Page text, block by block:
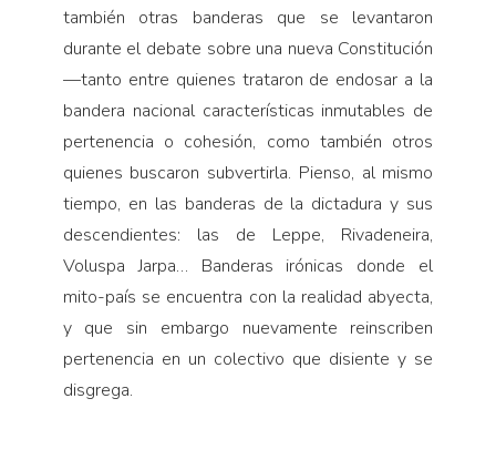
también otras banderas que se levantaron
durante el debate sobre una nueva Constitución
—tanto entre quienes trataron de endosar a la
bandera nacional características inmutables de
pertenencia o cohesión, como también otros
quienes buscaron subvertirla. Pienso, al mismo
tiempo, en las banderas de la dictadura y sus
descendientes: las de Leppe, Rivadeneira,
Voluspa Jarpa… Banderas irónicas donde el
mito-país se encuentra con la realidad abyecta,
y que sin embargo nuevamente reinscriben
pertenencia en un colectivo que disiente y se
disgrega.